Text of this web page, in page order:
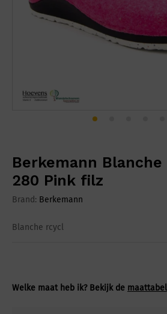
Berkemann Blanche
280 Pink filz
Brand: Berkemann
Blanche rcycl
Welke maat heb ik? Bekijk de maattabel